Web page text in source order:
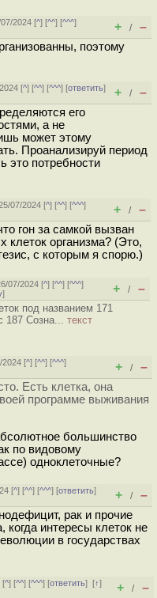
2024 [^] [^^] [^^^]
+ / –
поэтому
[^] [^^] [^^^] [ответить]
+ / –
его
а не
может этому
Проанализируй период
это потребности
07/2024 [^] [^^] [^^^]
+ / –
гон за самкой вызван
клеток организма? (Это,
с которым я спорю.)
07/2024 [^] [^^] [^^^]
] + / –
под названием 171
187 Созна... текст
2024 [^] [^^] [^^^]
+ / –
Есть клетка, она
программе выживания
большинство
по видовому
одноклеточные?
[^] [^^] [^^^] [ответить]
+ / –
рак и прочие
когда интересы клеток не
в государствах
[^] [^^] [^^^] [ответить][↑]
+ / –